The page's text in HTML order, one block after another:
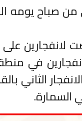
صباح يومه
على
في
الثاني
السمارة.